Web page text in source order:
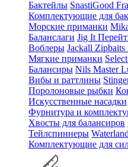
Бактейлы SnastiGood
Комплектующие для
Морские приманки
Баланслаги Jig It
Воблеры Jackall Zipbaits
Мягкие приманки
Балансиры Nils Master
Вибы и раттлины
Поролоновые рыбки
Искусственные насадки
Фурнитура и
Хвосты для балансиров
Тейлспиннеры Waterland
Комплектующие для